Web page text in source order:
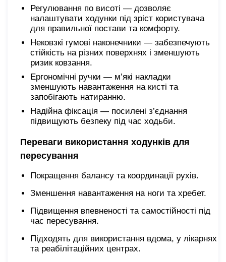
Регулювання по висоті — дозволяє
налаштувати ходунки під зріст користувача
для правильної постави та комфорту.
Нековзкі гумові наконечники — забезпечують
стійкість на різних поверхнях і зменшують
ризик ковзання.
Ергономічні ручки — м’які накладки
зменшують навантаження на кисті та
запобігають натиранню.
Надійна фіксація — посилені з’єднання
підвищують безпеку під час ходьби.
Переваги використання ходунків для
пересування
Покращення балансу та координації рухів.
Зменшення навантаження на ноги та хребет.
Підвищення впевненості та самостійності під
час пересування.
Підходять для використання вдома, у лікарнях
та реабілітаційних центрах.